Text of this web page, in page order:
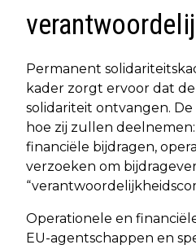
Permanent
kader zorgt ervoor dat
solidariteit ontvangen.
hoe zij zullen
financiële bijdragen,
verzoeken om
Operationele en
EU-agentschappen en